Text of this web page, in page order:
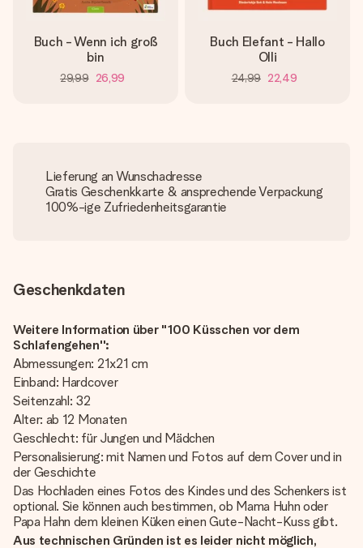
Buch - Wenn ich groß
bin
29,99 26,99
Buch Elefant - Hallo
Olli
24,99 22,49
Lieferung an Wunschadresse
Gratis Geschenkkarte & ansprechende Verpackung
100%-ige Zufriedenheitsgarantie
Geschenkdaten
Weitere Information über "100 Küsschen vor dem
Schlafengehen'':
Abmessungen: 21x21 cm
Einband: Hardcover
Seitenzahl: 32
Alter: ab 12 Monaten
Geschlecht: für Jungen und Mädchen
Personalisierung: mit Namen und Fotos auf dem Cover und in
der Geschichte
Das Hochladen eines Fotos des Kindes und des Schenkers ist
optional. Sie können auch bestimmen, ob Mama Huhn oder
Papa Hahn dem kleinen Küken einen Gute-Nacht-Kuss gibt.
Aus technischen Gründen ist es leider nicht möglich,